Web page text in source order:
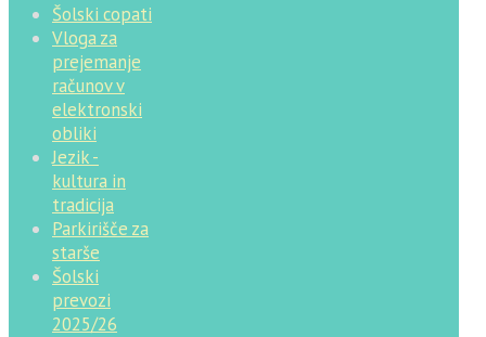
Šolski copati
Vloga za
prejemanje
računov v
elektronski
obliki
Jezik -
kultura in
tradicija
Parkirišče za
starše
Šolski
prevozi
2025/26